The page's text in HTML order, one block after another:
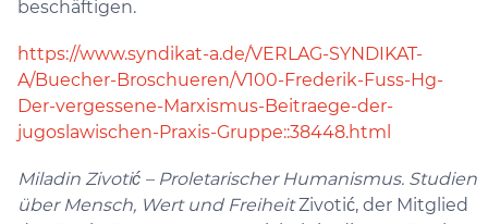
beschäftigen.
https://www.syndikat-a.de/VERLAG-SYNDIKAT-
A/Buecher-Broschueren/V100-Frederik-Fuss-Hg-
Der-vergessene-Marxismus-Beitraege-der-
jugoslawischen-Praxis-Gruppe::38448.html
Miladin Zivotić – Proletarischer Humanismus. Studien
über Mensch, Wert und FreiheitZivotić, der Mitglied